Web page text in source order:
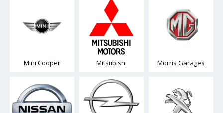
Mini Cooper Mitsubishi Morris Garages